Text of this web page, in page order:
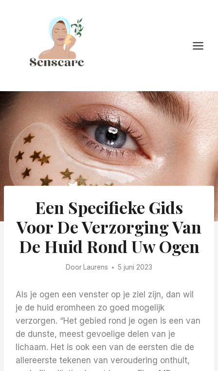
Een Specifieke Gids
Voor De Verzorging Van
De Huid Rond Uw Ogen
Door Laurens 5 juni 2023
Als je ogen een venster op je ziel zijn, dan wil
je de huid eromheen zo goed mogelijk
verzorgen. “Het gebied rond je ogen is een van
de dunste, meest gevoelige delen van je
lichaam. Het is ook een van de eersten die de
allereerste tekenen van veroudering onthult,